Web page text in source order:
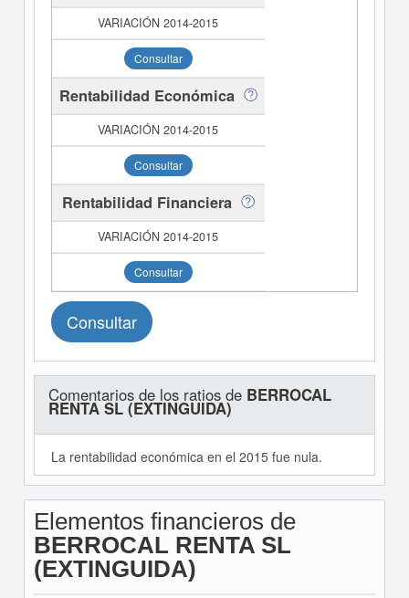
Consultar
Rentabilidad Económica
Consultar
Rentabilidad Financiera
Consultar
Consultar
Comentarios de los ratios de BERROCAL
RENTA SL (EXTINGUIDA)
La rentabilidad económica en el 2015 fue nula.
Elementos financieros de
BERROCAL RENTA SL
(EXTINGUIDA)